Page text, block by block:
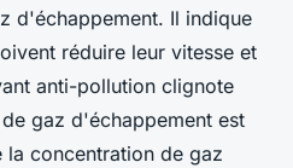
d'échappement. Il indique
réduire leur vitesse et
anti-pollution clignote
gaz d'échappement est
concentration de gaz